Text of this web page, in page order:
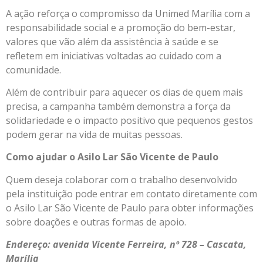
A ação reforça o compromisso da Unimed Marília com a
responsabilidade social e a promoção do bem-estar,
valores que vão além da assistência à saúde e se
refletem em iniciativas voltadas ao cuidado com a
comunidade.
Além de contribuir para aquecer os dias de quem mais
precisa, a campanha também demonstra a força da
solidariedade e o impacto positivo que pequenos gestos
podem gerar na vida de muitas pessoas.
Como ajudar o Asilo Lar São Vicente de Paulo
Quem deseja colaborar com o trabalho desenvolvido
pela instituição pode entrar em contato diretamente com
o Asilo Lar São Vicente de Paulo para obter informações
sobre doações e outras formas de apoio.
Endereço: avenida Vicente Ferreira, nº 728 – Cascata,
Marília